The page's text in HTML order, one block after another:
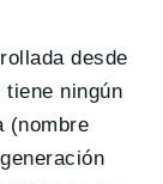
desde
ningún
(nombre